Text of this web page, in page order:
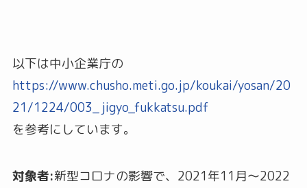
以下は中小企業庁の
https://www.chusho.meti.go.jp/koukai/yosan/20
21/1224/003_jigyo_fukkatsu.pdf
を参考にしています。
対象者:新型コロナの影響で、2021年11月～2022